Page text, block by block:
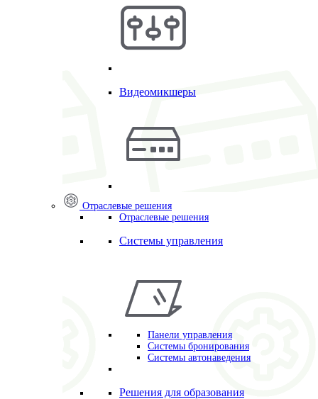
Видеомикшеры
Отраслевые решения
Отраслевые решения
Системы управления
Панели управления
Системы бронирования
Системы автонаведения
Решения для образования